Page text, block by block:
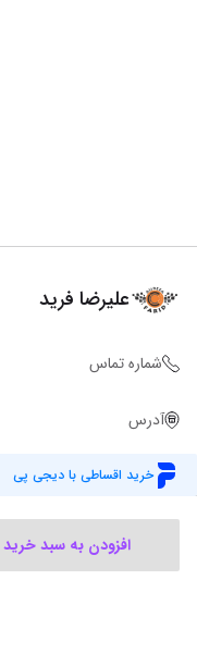
خرید اقساطی با دیجی پی
افزودن به سبد خرید
علیرضا فرید
شماره تماس
آدرس